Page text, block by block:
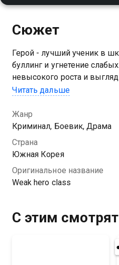
Сюжет
Герой - лучший ученик в
буллинг и угнетение
невысокого роста и
использует интеллект,
Читать дальше
Жанр
Криминал, Боевик, Драма
Страна
Южная Корея
Оригинальное название
Weak hero class
С этим смотрят